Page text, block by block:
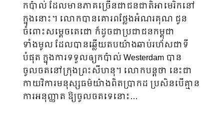
កប៉ាល់ ដែលមានភាគច្រើនជាជនជាតិអាមេរិកនៅ
ក្នុងនោះ។ លោកបានគោរពថ្លែងអំណរគុណ ជូន
ចំពោះសម្ដេចតេជោ ក៏ដូចជាប្រជាជនកម្ពុជា
ទាំងមូល ដែលបានឆ្លើយតបយ៉ាងឆាប់រហ័សជាទី
បំផុត ក្នុងការទទួលឲ្យកប៉ាល់ Westerdam បាន
ចូលចតនៅក្រុងព្រះសីហនុ។ លោកបន្តថា នេះជា
កាយវិការមនុស្សធម៌យ៉ាងពិតប្រាកដ ប្រសិនបើគ្មាន
ការអនុញ្ញាត ឱ្យចូលចតទេនោះ…